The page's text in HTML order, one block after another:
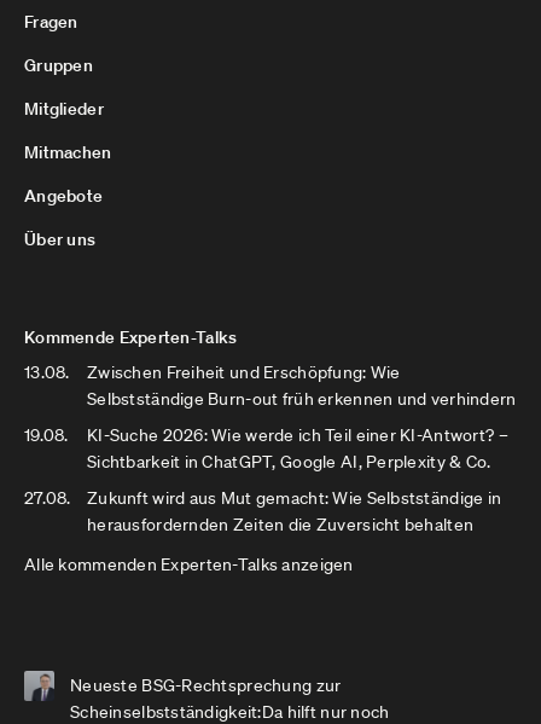
Fragen
Gruppen
Mitglieder
Mitmachen
Angebote
Über uns
Kommende Experten-Talks
13.08.
Zwischen Freiheit und Erschöpfung: Wie
Selbstständige Burn-out früh erkennen und verhindern
19.08.
KI-Suche 2026: Wie werde ich Teil einer KI-Antwort? –
Sichtbarkeit in ChatGPT, Google AI, Perplexity & Co.
27.08.
Zukunft wird aus Mut gemacht: Wie Selbstständige in
herausfordernden Zeiten die Zuversicht behalten
Alle kommenden Experten-Talks anzeigen
Neueste BSG-Rechtsprechung zur
Scheinselbstständigkeit:Da hilft nur noch